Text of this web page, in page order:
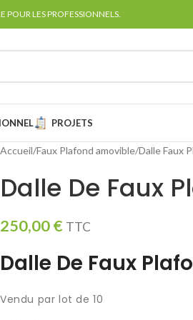
POUR LES PROFESSIONNELS.
PROJETS
Accueil Faux Plafond amovible Dalle Faux
Dalle De Faux
250,00€ TTC
Dalle De Faux
Vendu par lot de 10